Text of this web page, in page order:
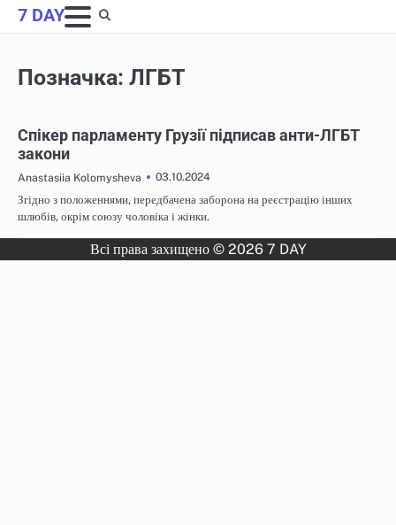
Skip
to
7 DAY
Позначка: ЛГБТ
Спікер парламенту Грузії підписав анти-ЛГБТ
закони
Anastasiia Kolomysheva
03.10.2024
Згідно з положеннями, передбачена заборона на реєстрацію інших
шлюбів, окрім союзу чоловіка і жінки.
Всі права захищено © 2026 7 DAY